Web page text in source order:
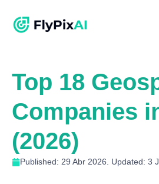
Top 18
Companies
(2026)
Published: 29 Abr 2026. Updated: 3